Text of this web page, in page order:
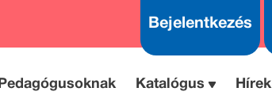
Bejelentkezés
Pedagógusoknak Katalógus Hírek